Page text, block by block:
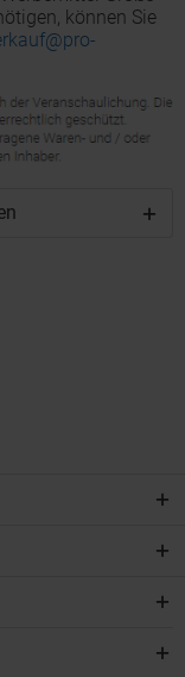
können Sie